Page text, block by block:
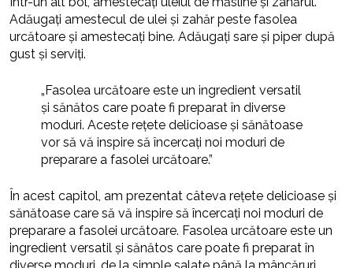
Adăugați amestecul de ulei și zahăr peste fasolea
urcătoare și amestecați bine. Adăugați sare și piper după
gust și serviți.
„Fasolea urcătoare este un ingredient versatil
și sănătos care poate fi preparat în diverse
moduri. Aceste rețete delicioase și sănătoase
vor să vă inspire să încercați noi moduri de
preparare a fasolei urcătoare.”
În acest capitol, am prezentat câteva rețete delicioase și
sănătoase care să vă inspire să încercați noi moduri de
preparare a fasolei urcătoare. Fasolea urcătoare este un
ingredient versatil și sănătos care poate fi preparat în
diverse moduri, de la simple salate până la mâncăruri